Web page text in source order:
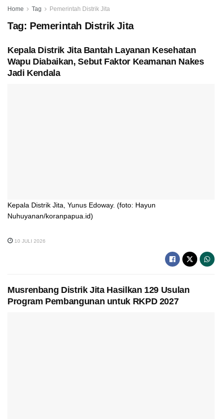
Home Tag Pemerintah Distrik Jita
Tag: Pemerintah Distrik Jita
Kepala Distrik Jita Bantah Layanan Kesehatan
Wapu Diabaikan, Sebut Faktor Keamanan Nakes
Jadi Kendala
Kepala Distrik Jita, Yunus Edoway. (foto: Hayun
Nuhuyanan/koranpapua.id)
10 JULI 2026
Musrenbang Distrik Jita Hasilkan 129 Usulan
Program Pembangunan untuk RKPD 2027